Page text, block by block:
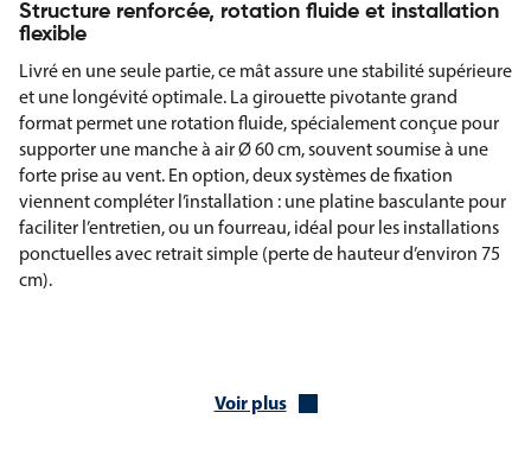
Structure renforcée, rotation fluide et installation
flexible
Livré en une seule partie, ce mât assure une stabilité supérieure
et une longévité optimale. La girouette pivotante grand
format permet une rotation fluide, spécialement conçue pour
supporter une manche à air Ø 60 cm, souvent soumise à une
forte prise au vent. En option, deux systèmes de fixation
viennent compléter l’installation : une platine basculante pour
faciliter l’entretien, ou un fourreau, idéal pour les installations
ponctuelles avec retrait simple (perte de hauteur d’environ 75
cm).
Hauteur : 6 mètres (1 seule partie)
Voir plus